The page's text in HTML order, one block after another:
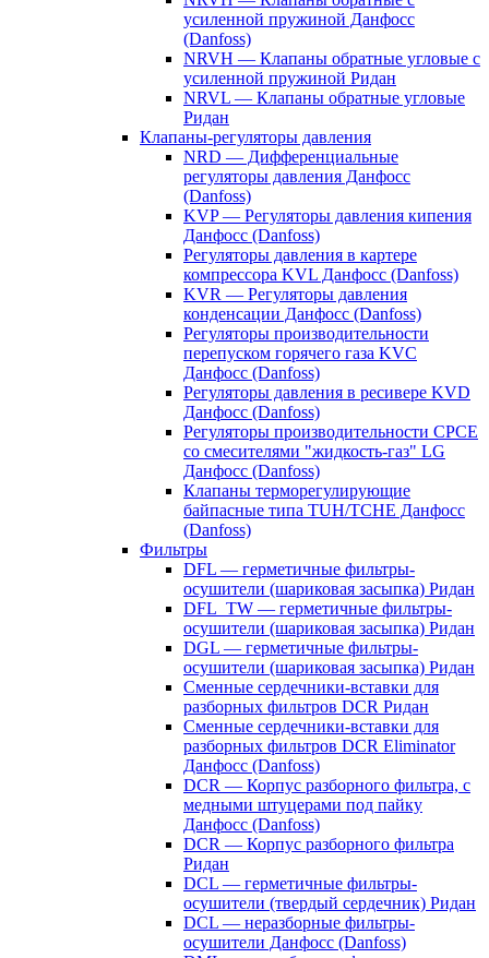
усиленной пружиной Данфосс
(Danfoss)
NRVH — Клапаны обратные угловые с
усиленной пружиной Ридан
NRVL — Клапаны обратные угловые
Ридан
Клапаны-регуляторы давления
NRD — Дифференциальные
регуляторы давления Данфосс
(Danfoss)
KVP — Регуляторы давления кипения
Данфосс (Danfoss)
Регуляторы давления в картере
компрессора KVL Данфосс (Danfoss)
KVR — Регуляторы давления
конденсации Данфосс (Danfoss)
Регуляторы производительности
перепуском горячего газа KVC
Данфосс (Danfoss)
Регуляторы давления в ресивере KVD
Данфосс (Danfoss)
Регуляторы производительности CPCE
со смесителями "жидкость-газ" LG
Данфосс (Danfoss)
Клапаны терморегулирующие
байпасные типа TUH/TCHE Данфосс
(Danfoss)
Фильтры
DFL — герметичные фильтры-
осушители (шариковая засыпка) Ридан
DFL_TW — герметичные фильтры-
осушители (шариковая засыпка) Ридан
DGL — герметичные фильтры-
осушители (шариковая засыпка) Ридан
Сменные сердечники-вставки для
разборных фильтров DCR Ридан
Сменные сердечники-вставки для
разборных фильтров DCR Eliminator
Данфосс (Danfoss)
DCR — Корпус разборного фильтра, с
медными штуцерами под пайку
Данфосс (Danfoss)
DCR — Корпус разборного фильтра
Ридан
DCL — герметичные фильтры-
осушители (твердый сердечник) Ридан
DCL — неразборные фильтры-
осушители Данфосс (Danfoss)